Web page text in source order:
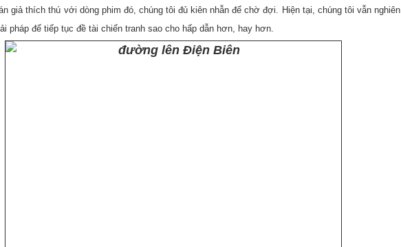
giả thích thú với dòng phim đó, chúng tôi đủ kiên nhẫn để chờ đợi. Hiện tại, chúng tôi vẫn nghiên
pháp để tiếp tục đề tài chiến tranh sao cho hấp dẫn hơn, hay hơn.